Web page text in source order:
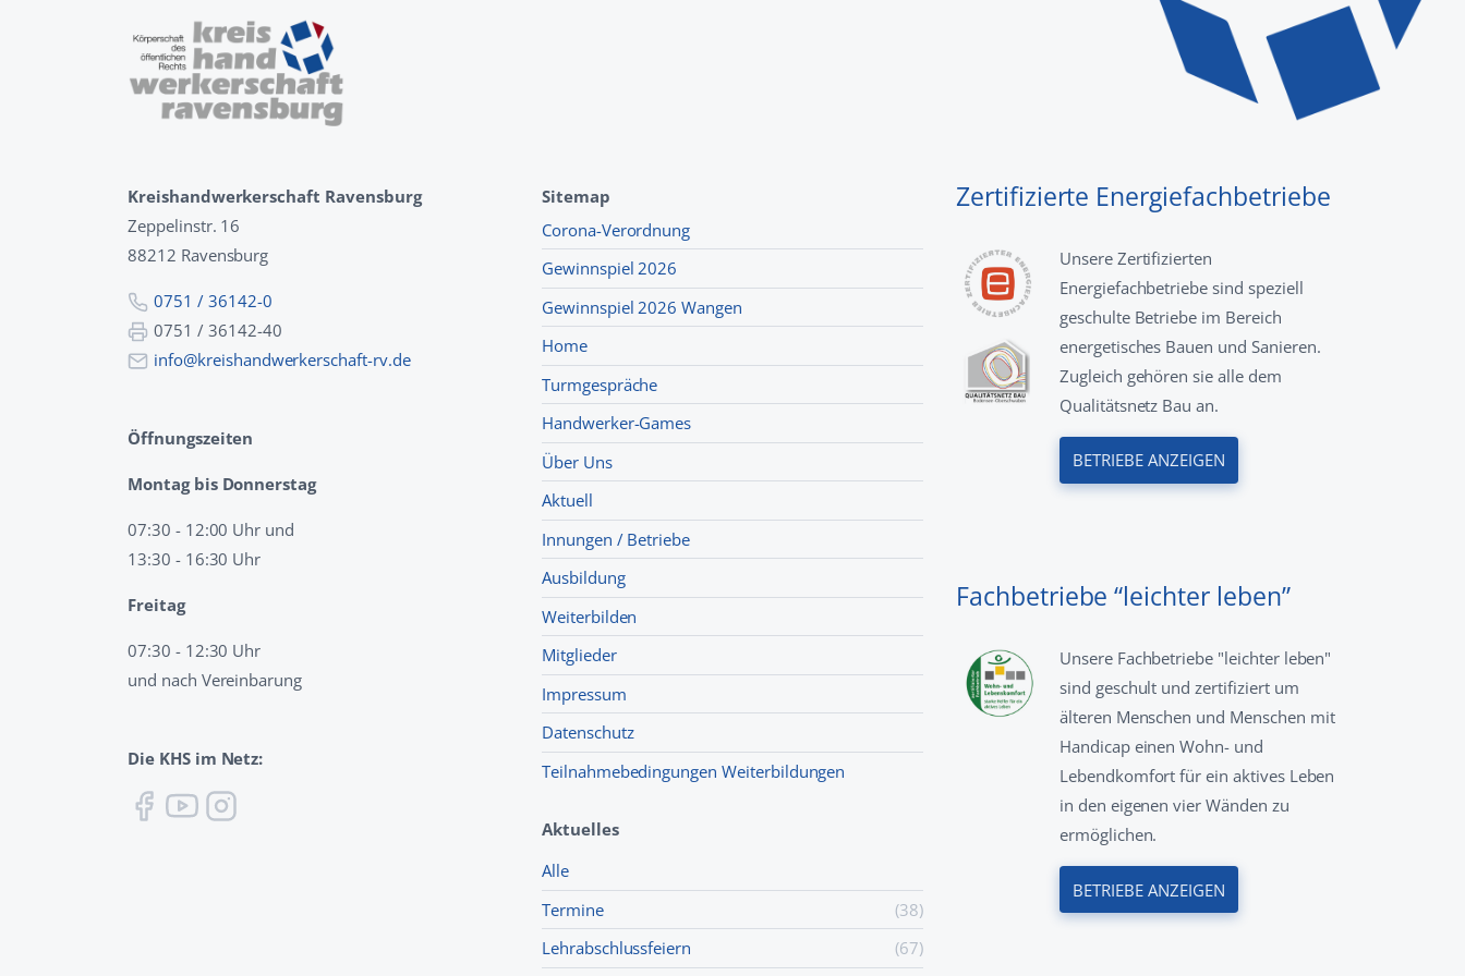
Kreishandwerkerschaft Ravensburg
Zeppelinstr. 16
88212 Ravensburg
0751 / 36142-0
0751 / 36142-40
info@kreishandwerkerschaft-rv.de
Öffnungszeiten
Montag bis Donnerstag
07:30 - 12:00 Uhr und
13:30 - 16:30 Uhr
Freitag
07:30 - 12:30 Uhr
und nach Vereinbarung
Die KHS im Netz:
Sitemap
Corona-Verordnung
Gewinnspiel 2026
Gewinnspiel 2026 Wangen
Home
Turmgespräche
Handwerker-Games
Über Uns
Aktuell
Innungen / Betriebe
Ausbildung
Weiterbilden
Mitglieder
Impressum
Datenschutz
Teilnahmebedingungen Weiterbildungen
Aktuelles
Alle
Termine
(38)
Lehr­abschluss­feiern
(67)
Zertifizierte Energiefachbetriebe
Unsere Zertifizierten
Energiefachbetriebe sind speziell
geschulte Betriebe im Bereich
energetisches Bauen und Sanieren.
Zugleich gehören sie alle dem
Qualitätsnetz Bau an.
BETRIEBE ANZEIGEN
Fachbetriebe “leichter leben”
Unsere Fachbetriebe "leichter leben"
sind geschult und zertifiziert um
älteren Menschen und Menschen mit
Handicap einen Wohn- und
Lebendkomfort für ein aktives Leben
in den eigenen vier Wänden zu
ermöglichen.
BETRIEBE ANZEIGEN